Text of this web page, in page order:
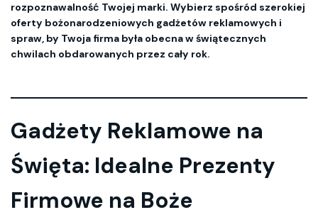
rozpoznawalność Twojej marki. Wybierz spośród szerokiej
oferty bożonarodzeniowych gadżetów reklamowych i
spraw, by Twoja firma była obecna w świątecznych
chwilach obdarowanych przez cały rok.
Gadżety Reklamowe na
Święta: Idealne Prezenty
Firmowe na Boże